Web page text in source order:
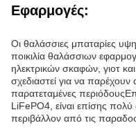
Εφαρμογές:
Οι θαλάσσιες μπαταρίες
ποικιλία θαλάσσιων
ηλεκτρικών σκαφών, γιοτ
σχεδιαστεί για να παρέχουν
παρατεταμένες
LiFePO4, είναι επίσης πολύ
περιβάλλον από τις